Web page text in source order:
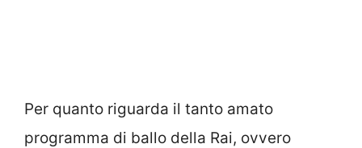
Per quanto riguarda il tanto amato
programma di ballo della Rai, ovvero